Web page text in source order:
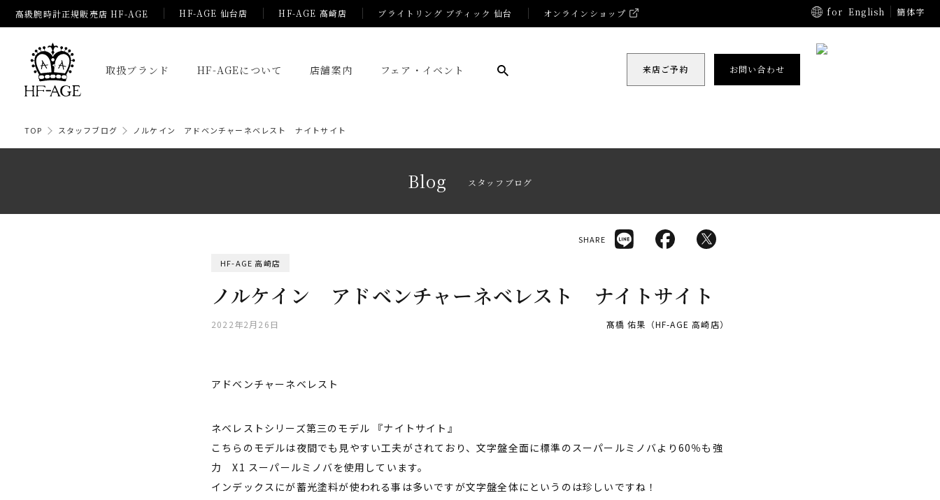
高級腕時計正規販売店 HF-AGE HF-AGE 仙台店 HF-AGE 高崎店 ブライトリング ブティック 仙台 オンラインショップ for English 簡体字
取扱ブランド HF-AGEについて 店舗案内 フェア・イベント 来店ご予約 お問い合わせ
TOP スタッフブログ ノルケイン アドベンチャーネベレスト ナイトサイト
Blog スタッフブログ
HF-AGE 高崎店
ノルケイン アドベンチャーネベレスト ナイトサイト
2022年2月26日 髙橋 佑果（HF-AGE 高崎店）
SHARE
アドベンチャーネベレスト
ネベレストシリーズ第三のモデル 『ナイトサイト』
こちらのモデルは夜間でも見やすい工夫がされており、文字盤全面に標準のスーパールミノバより60％も強
力 X1 スーパールミノバを使用しています。
インデックスにが蓄光塗料が使われる事は多いですが文字盤全体にというのは珍しいですね！